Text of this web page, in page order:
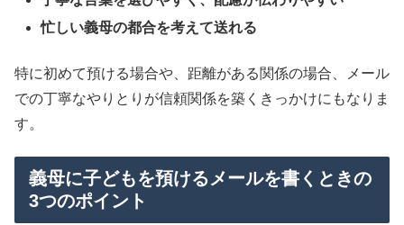
忙しい義母の都合を考えて送れる
特に初めて預ける場合や、距離がある関係の場合、メール
での丁寧なやりとりが信頼関係を築くきっかけにもなりま
す。
義母に子どもを預けるメールを書くときの
3つのポイント